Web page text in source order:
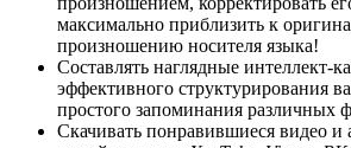
максимально приблизить к
произношению носителя языка!
Составлять наглядные интеллект-
эффективного структурирования
простого запоминания различных
Скачивать понравившиеся видео и